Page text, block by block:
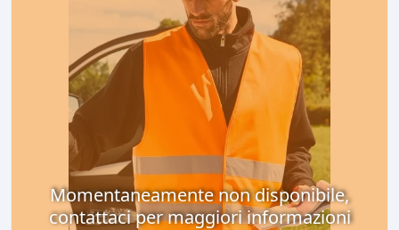
Momentaneamente non disponibile,
contattaci per maggiori informazioni